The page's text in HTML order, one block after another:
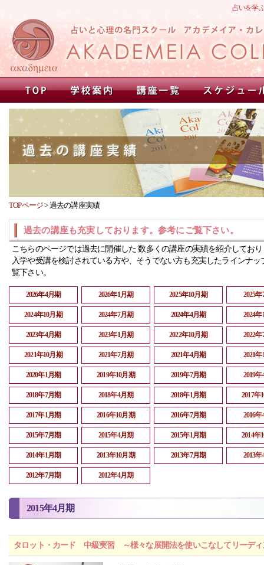
占いを学
TOPページ>過去の講座実績
過去の講座も充実しております。参考にご覧下さい。
こちらのページでは過去に開催した 数多くの講座の実績を紹介してお
入学や受講を検討されている方や、そうでない方も充実したラインナッ
覧下さい。
2026年4月期 2026年1月期 2025年10月期 2025
2024年10月期 2024年7月期 2024年4月期 2024
2023年4月期 2023年1月期 2022年10月期 2022
2021年10月期 2021年7月期 2021年4月期 2021
2020年1月期 2019年10月期 2019年7月期 2019
2018年7月期 2018年4月期 2018年1月期 2017年
2017年1月期 2016年10月期 2016年7月期 2016
2015年7月期 2015年4月期 2015年1月期 2014年
2014年1月期 2013年10月期 2013年7月期 2013
2012年7月期 2012年4月期
2015年4月期
タロット・カード 中級実習 ～様々な展開法を使いこなしてリーディ